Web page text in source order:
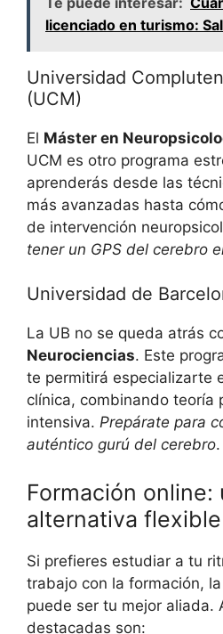
licenciado en turismo:
Universidad
(UCM)
El Máster en
UCM es otro programa
aprenderás desde las
más avanzadas hasta
de intervención
tener un GPS del cerebro
Universidad de
La UB no se queda atrás
Neurociencias. Este
te permitirá especializarte
clínica, combinando teoría
intensiva. Prepárate para
auténtico gurú del cerebro.
Formación online:
alternativa flexible
Si prefieres estudiar a tu
trabajo con la formación,
puede ser tu mejor aliada.
destacadas son: